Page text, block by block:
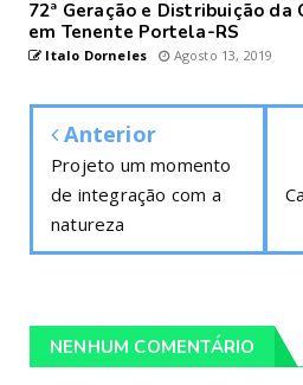
72ª Geração e Distribuição da
em Tenente Portela-RS
Italo Dorneles Agosto 13, 2019
Anterior
Projeto um momento
de integração com a
natureza
NENHUM COMENTÁRIO